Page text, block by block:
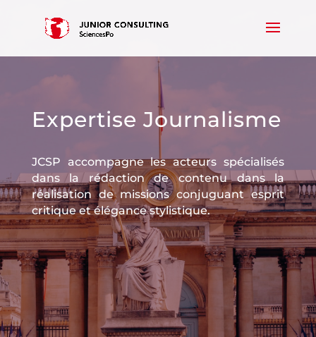
Expertise Journalisme
JCSP accompagne les acteurs spécialisés
dans la rédaction de contenu dans la
réalisation de missions conjuguant esprit
critique et élégance stylistique.